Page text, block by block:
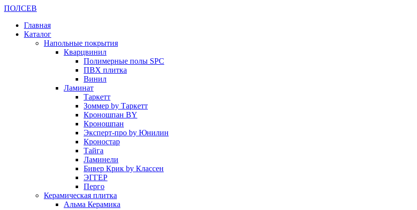
ПОЛСЕВ
Главная
Каталог
Напольные покрытия
Кварцвинил
Полимерные полы SPC
ПВХ плитка
Винил
Ламинат
Таркетт
Зоммер by Таркетт
Кроношпан BY
Кроношпан
Эксперт-про by Юнилин
Кроностар
Тайга
Ламинели
Бивер Крик by Классен
ЭГГЕР
Перго
Керамическая плитка
Альма Керамика